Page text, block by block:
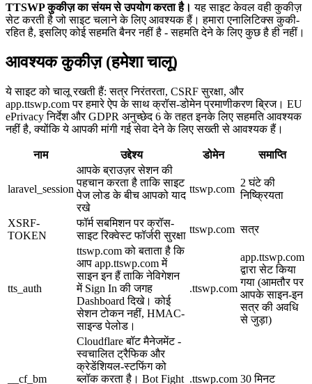
TTSWP कुकीज़ का संयम से उपयोग करता है। यह साइट केवल वही कुकीज़
सेट करती है जो साइट चलाने के लिए आवश्यक हैं। हमारा एनालिटिक्स कुकी-
रहित है, इसलिए कोई सहमति बैनर नहीं है - सहमति देने के लिए कुछ है ही नहीं।
आवश्यक कुकीज़ (हमेशा चालू)
ये साइट को चालू रखती हैं: सत्र निरंतरता, CSRF सुरक्षा, और
app.ttswp.com पर हमारे ऐप के साथ क्रॉस-डोमेन प्रमाणीकरण ब्रिज। EU
ePrivacy निर्देश और GDPR अनुच्छेद 6 के तहत इनके लिए सहमति आवश्यक
नहीं है, क्योंकि ये आपकी मांगी गई सेवा देने के लिए सख्ती से आवश्यक हैं।
नाम उद्देश्य डोमेन समाप्ति
laravel_session
आपके ब्राउज़र सेशन की
पहचान करता है ताकि साइट
पेज लोड के बीच आपको याद
रखे
ttswp.com
2 घंटे की
निष्क्रियता
XSRF-
TOKEN
फॉर्म सबमिशन पर क्रॉस-
साइट रिक्वेस्ट फॉर्जरी सुरक्षा
ttswp.com सत्र
tts_auth
ttswp.com को बताता है कि
आप app.ttswp.com में
साइन इन हैं ताकि नेविगेशन
में Sign In की जगह
Dashboard दिखे। कोई
सेशन टोकन नहीं, HMAC-
साइन्ड पेलोड।
.ttswp.com
app.ttswp.com
द्वारा सेट किया
गया (आमतौर पर
आपके साइन-इन
सत्र की अवधि
से जुड़ा)
__cf_bm
Cloudflare बॉट मैनेजमेंट -
स्वचालित ट्रैफिक और
क्रेडेंशियल-स्टफिंग को
ब्लॉक करता है। Bot Fight .ttswp.com 30 मिनट